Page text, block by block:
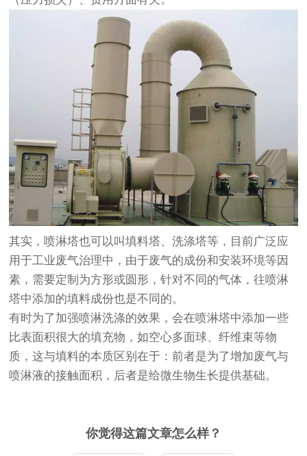
其实，喷淋塔也可以叫填料塔、洗涤塔等，目前广泛应
用于工业废气治理中，由于废气的成份和安装环境等因
素，需要定制为方形或圆形，针对不同的气体，往喷淋
塔中添加的填料成份也是不同的。
有时为了加强喷淋洗涤的效果，会在喷淋塔中添加一些
比表面积很大的填充物，如空心多面球、纤维束等物
质，这与填料的本质区别在于：前者是为了增加废气与
喷淋液的接触面积，后者是给微生物生长提供基础。
你觉得这篇文章怎么样？